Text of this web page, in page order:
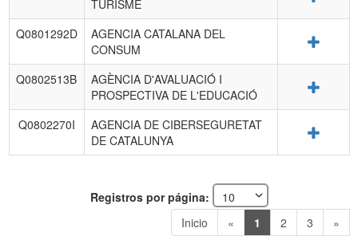
TURISME
Q0801292D
AGENCIA CATALANA DEL
CONSUM
Q0802513B
AGÈNCIA D'AVALUACIÓ I
PROSPECTIVA DE L'EDUCACIÓ
Q0802270I
AGENCIA DE CIBERSEGURETAT
DE CATALUNYA
Registros por página:
Inicio
« 1 2 3 »